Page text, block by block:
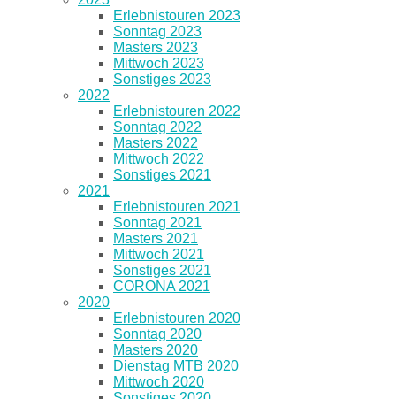
Erlebnistouren 2023
Sonntag 2023
Masters 2023
Mittwoch 2023
Sonstiges 2023
2022
Erlebnistouren 2022
Sonntag 2022
Masters 2022
Mittwoch 2022
Sonstiges 2021
2021
Erlebnistouren 2021
Sonntag 2021
Masters 2021
Mittwoch 2021
Sonstiges 2021
CORONA 2021
2020
Erlebnistouren 2020
Sonntag 2020
Masters 2020
Dienstag MTB 2020
Mittwoch 2020